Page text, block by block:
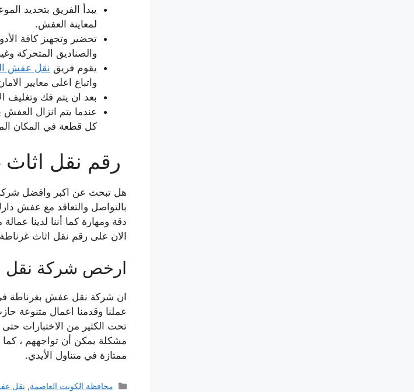
يبدأ
الفريق بتحديد
لمعاينة العفش.
تحضير وتجهيز كافة
والصناديق المتحركة
يقوم فريق نقل عفش
واتباع اعلى معايير
بعد ان يتم فك وتغليف
عندما يتم انزال
كل قطعة في المكان
رقم نقل اثاث
هل تبحث عن اكبر وافضل شركة
دقة ومهارة كما أننا لدينا
الان على رقم نقل اثاث
ارخص شركة نقل
ان شركة نقل عفش بغرناطة
عملنا وقدمنا اعمال متنوعة
تحت الكثير من الاختبارات
مشكلة يمكن أن تواجههم ، كما
ممتازة في متناول الأيدي.
التصنيفات
محافظة الكويت العاصمة, نقل